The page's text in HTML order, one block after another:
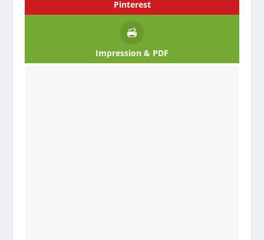
Pinterest
Impression & PDF